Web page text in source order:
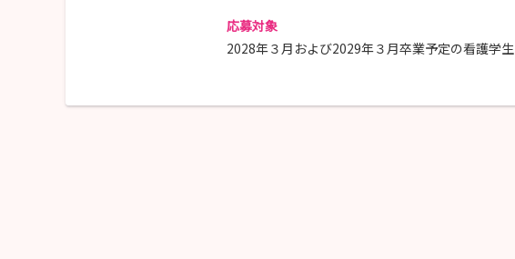
応募対象
2028年３月および2029年３月卒業予定の看護学生